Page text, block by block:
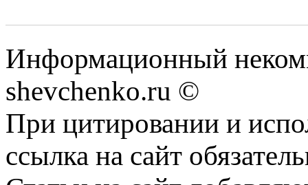
Информационный
shevchenko.ru ©
При цитировании и
ссылка на сайт